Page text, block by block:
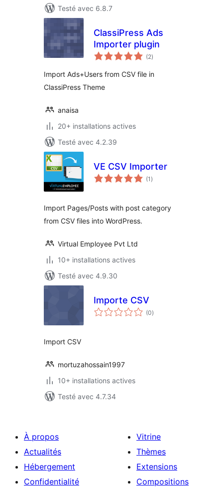
Testé avec 6.8.7
ClassiPress Ads
Importer plugin
(2notes
en
)
Import Ads+Users from CSV file in
ClassiPress Theme
anaisa
20+ installations actives
Testé avec 4.2.39
VE CSV Importer
(1 notes
en
)
Import Pages/Posts with post category
from CSV files into WordPress.
Virtual Employee Pvt Ltd
10+ installations actives
Testé avec 4.9.30
Importe CSV
(0notes
en
)
Import CSV
mortuzahossain1997
10+ installations actives
Testé avec 4.7.34
À propos
Actualités
Hébergement
Confidentialité
Vitrine
Thèmes
Extensions
Compositions